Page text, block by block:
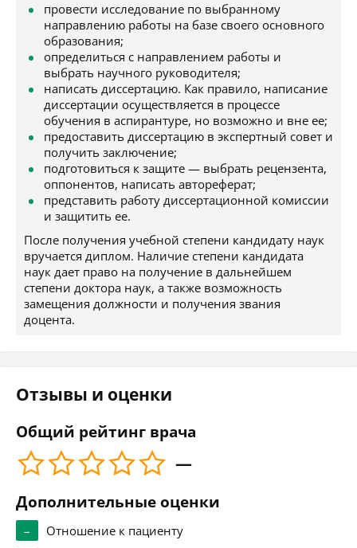
провести исследование по выбранному
направлению работы на базе своего основного
образования;
определиться с направлением работы и
выбрать научного руководителя;
написать диссертацию. Как правило, написание
диссертации осуществляется в процессе
обучения в аспирантуре, но возможно и вне ее;
предоставить диссертацию в экспертный совет и
получить заключение;
подготовиться к защите — выбрать рецензента,
оппонентов, написать автореферат;
представить работу диссертационной комиссии
и защитить ее.
После получения учебной степени кандидату наук
вручается диплом. Наличие степени кандидата
наук дает право на получение в дальнейшем
степени доктора наук, а также возможность
замещения должности и получения звания
доцента.
Отзывы и оценки
Общий рейтинг врача
—
Дополнительные оценки
–
Отношение к пациенту